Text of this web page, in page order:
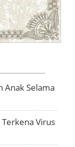
Anak Selama
Virus